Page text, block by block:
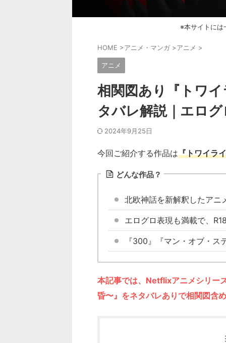
※本サイトには
HOME >アニメ・マンガ >アニメ >
アニメ
相関図あり『トワ
タバレ解説｜エロ
2024年9月25日
今回ご紹介する作品は『トワイラ
どんな作品？
北欧神話を新解釈したアニ
エログロ表現も満載で、
『300』『マン・オブ・
本記事では、Netflixアニメシリー
昏〜』をネタバレありで相関図含